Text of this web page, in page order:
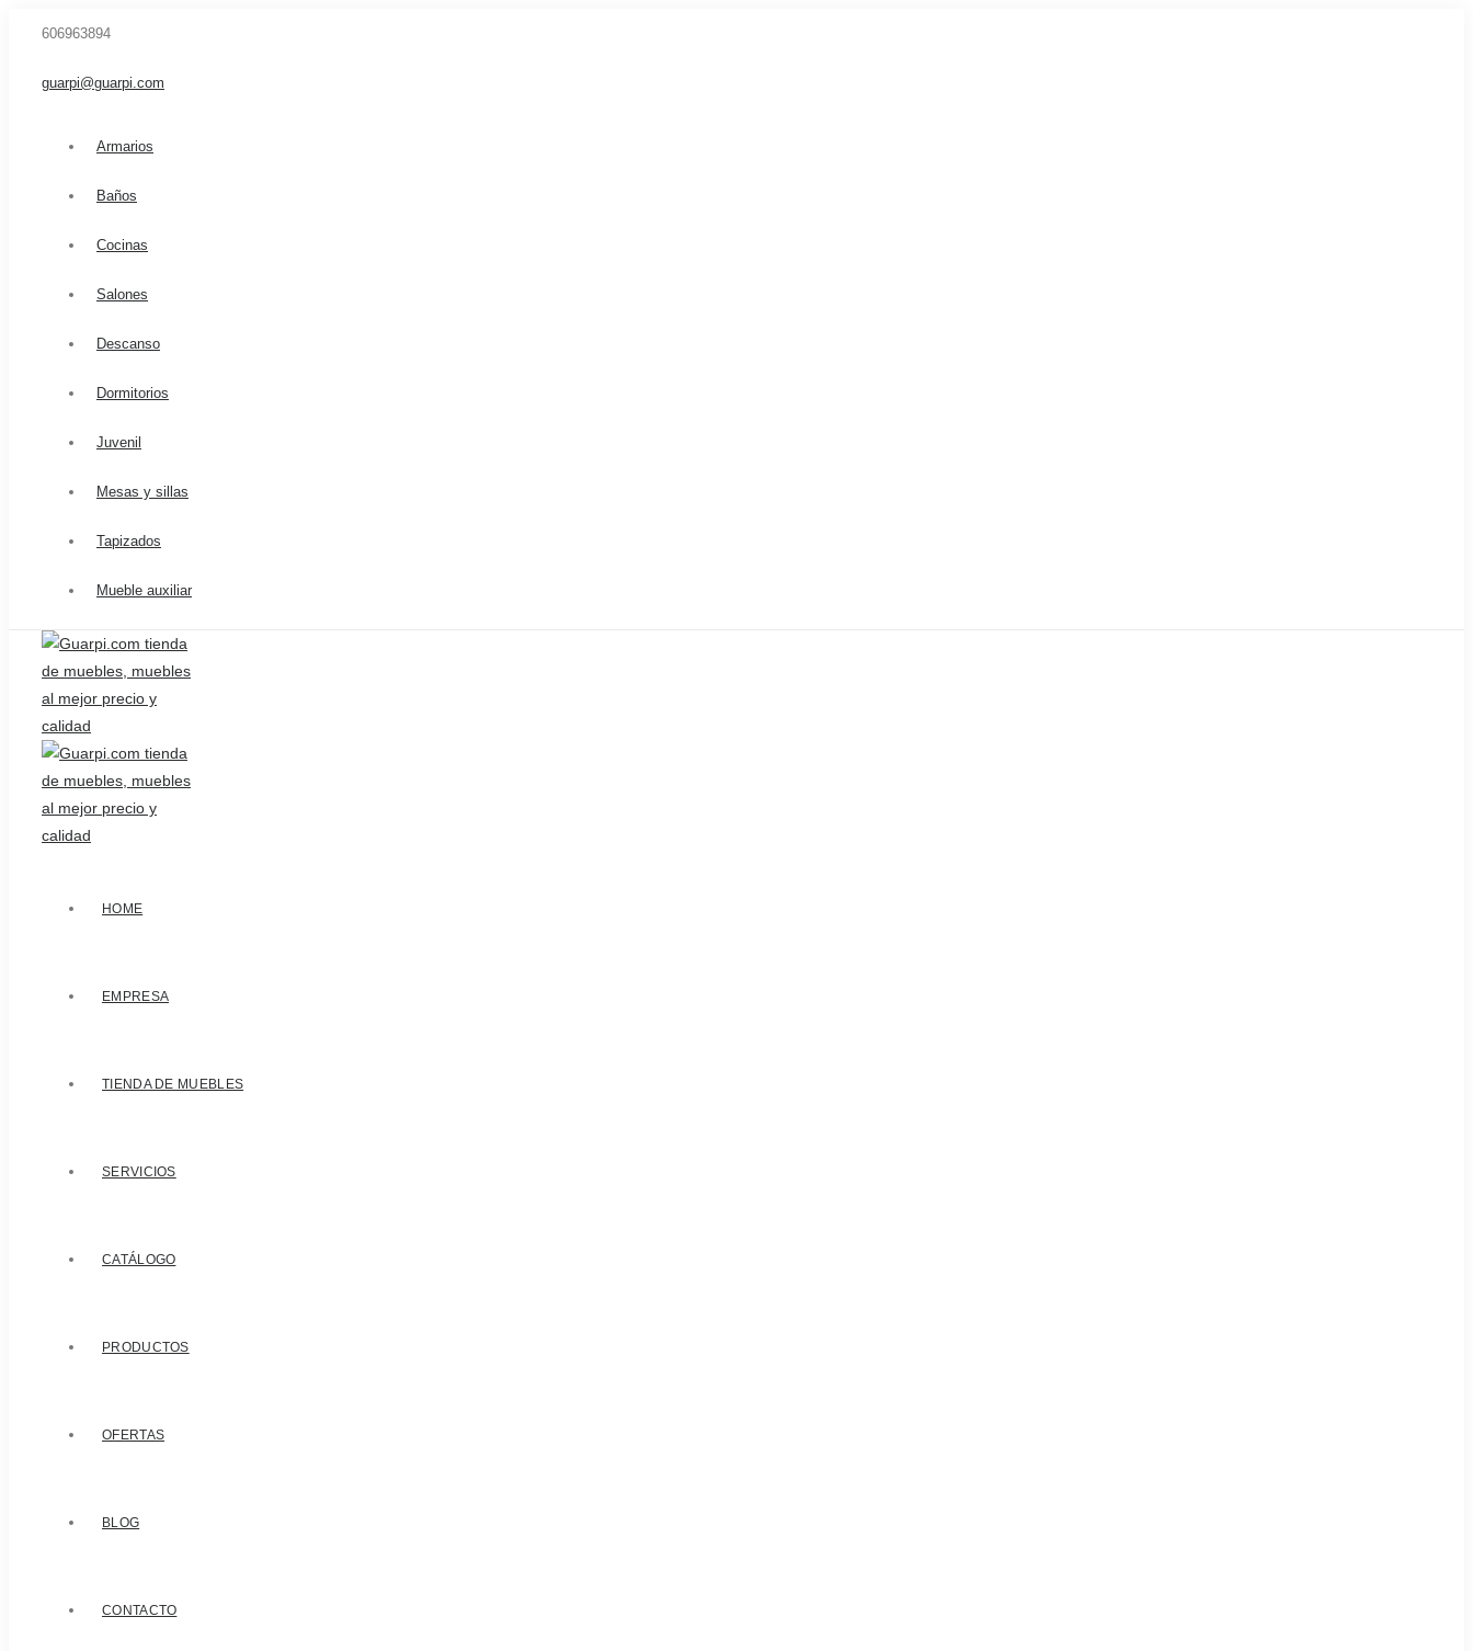
606963894
guarpi@guarpi.com
Armarios
Baños
Cocinas
Salones
Descanso
Dormitorios
Juvenil
Mesas y sillas
Tapizados
Mueble auxiliar
HOME
EMPRESA
TIENDA DE MUEBLES
SERVICIOS
CATÁLOGO
PRODUCTOS
OFERTAS
BLOG
CONTACTO